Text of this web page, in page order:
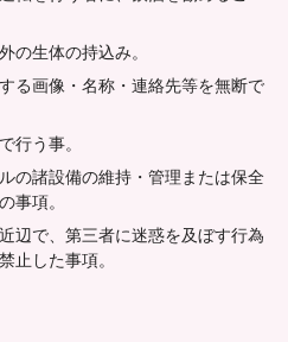
の生体の持込み。
る画像・名称・連絡先等を無断で
行う事。
の諸設備の維持・管理または保全
事項。
辺で、第三者に迷惑を及ぼす行為
止した事項。